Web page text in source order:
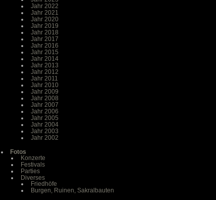
Jahr 2022
Jahr 2021
Jahr 2020
Jahr 2019
Jahr 2018
Jahr 2017
Jahr 2016
Jahr 2015
Jahr 2014
Jahr 2013
Jahr 2012
Jahr 2011
Jahr 2010
Jahr 2009
Jahr 2008
Jahr 2007
Jahr 2006
Jahr 2005
Jahr 2004
Jahr 2003
Jahr 2002
Fotos
Konzerte
Festivals
Parties
Diverses
Friedhöfe
Burgen, Ruinen, Sakralbauten